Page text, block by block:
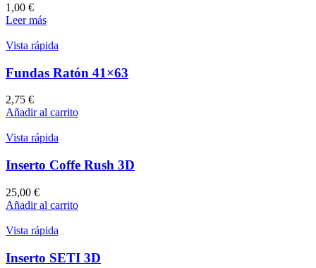
1,00 €
Leer más
Vista rápida
Fundas Ratón 41×63
2,75 €
Añadir al carrito
Vista rápida
Inserto Coffe Rush 3D
25,00 €
Añadir al carrito
Vista rápida
Inserto SETI 3D